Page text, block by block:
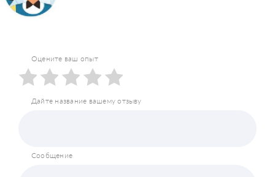
Оцените ваш опыт
4
3
2
1
Дайте название вашему отзыву
Сообщение